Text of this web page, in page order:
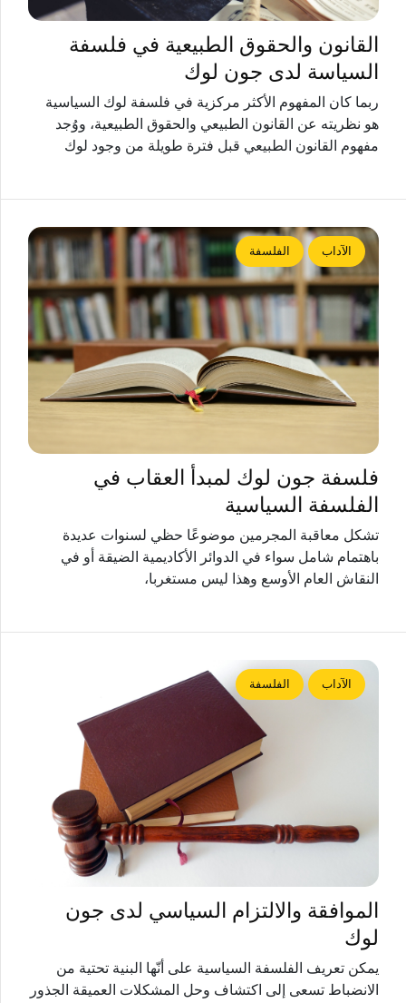
القانون والحقوق الطبيعية في فلسفة
السياسة لدى جون لوك
ربما كان المفهوم الأكثر مركزية في فلسفة لوك السياسية
هو نظريته عن القانون الطبيعي والحقوق الطبيعية، ووُجد
مفهوم القانون الطبيعي قبل فترة طويلة من وجود لوك
الآداب الفلسفة
فلسفة جون لوك لمبدأ العقاب في
الفلسفة السياسية
تشكل معاقبة المجرمين موضوعًا حظي لسنوات عديدة
باهتمام شامل سواء في الدوائر الأكاديمية الضيقة أو في
النقاش العام الأوسع وهذا ليس مستغربا،
الآداب الفلسفة
الموافقة والالتزام السياسي لدى جون
لوك
يمكن تعريف الفلسفة السياسية على أنّها البنية تحتية من
الانضباط تسعى إلى اكتشاف وحل المشكلات العميقة الجذور